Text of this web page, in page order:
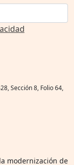
Sección 8, Folio 64,
modernización de